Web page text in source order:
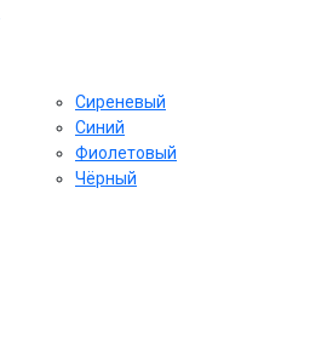
Сиреневый
Cиний
Фиолетовый
Чёрный